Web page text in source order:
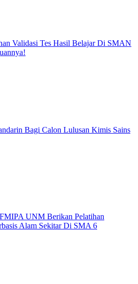
Validasi Tes Hasil Belajar Di SMAN
Bagi Calon Lulusan Kimis Sains
UNM Berikan Pelatihan
Alam Sekitar Di SMA 6